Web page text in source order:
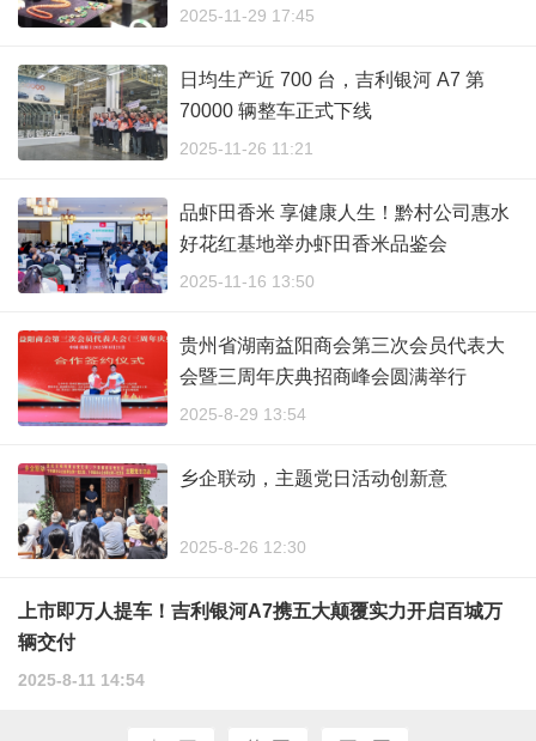
2025-11-29 17:45
日均生产近 700 台，吉利银河 A7 第
70000 辆整车正式下线
2025-11-26 11:21
品虾田香米 享健康人生！黔村公司惠水
好花红基地举办虾田香米品鉴会
2025-11-16 13:50
贵州省湖南益阳商会第三次会员代表大
会暨三周年庆典招商峰会圆满举行
2025-8-29 13:54
乡企联动，主题党日活动创新意
2025-8-26 12:30
上市即万人提车！吉利银河A7携五大颠覆实力开启百城万
辆交付
2025-8-11 14:54